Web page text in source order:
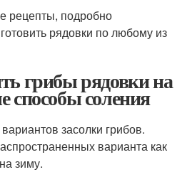
рецепты, подробно
рядовки по любому из
грибы рядовки на
способы соления
засолки грибов.
варианта как
зиму.